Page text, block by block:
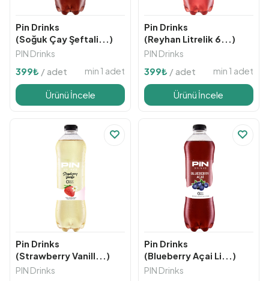
Pin Drinks
(Soğuk Çay Şeftali...)
PIN Drinks
399₺/ adet min 1 adet
Ürünü İncele
Pin Drinks
(Reyhan Litrelik 6...)
PIN Drinks
399₺/ adet min 1 adet
Ürünü İncele
Pin Drinks
(Strawberry Vanill...)
PIN Drinks
Pin Drinks
(Blueberry Açai Li...)
PIN Drinks